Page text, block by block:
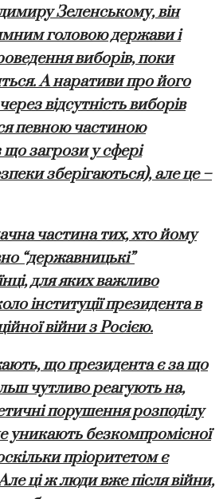
Зеленському, він
головою держави і
виборів, поки
А наративи про його
відсутність виборів
певною частиною
загрози у сфері
зберігаються), але це –
частина тих, хто йому
“державницькі”
для яких важливо
інституції президента в
війни з Росією.
що президента є за що
чутливо реагують на,
порушення розподілу
уникають безкомпромісної
пріоритетом є
ці ж люди вже після війни,